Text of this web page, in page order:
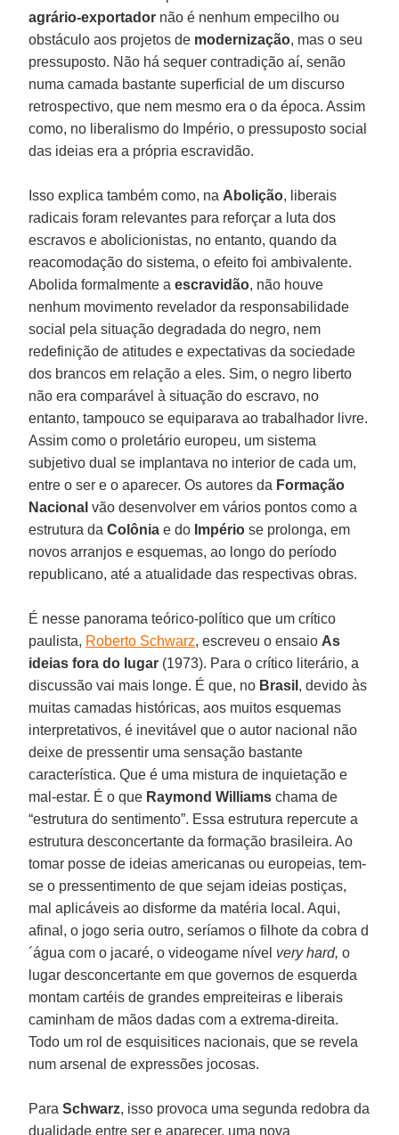
agrário-exportador não é nenhum empecilho ou
obstáculo aos projetos de modernização, mas o seu
pressuposto. Não há sequer contradição aí, senão
numa camada bastante superficial de um discurso
retrospectivo, que nem mesmo era o da época. Assim
como, no liberalismo do Império, o pressuposto social
das ideias era a própria escravidão.
Isso explica também como, na Abolição, liberais
radicais foram relevantes para reforçar a luta dos
escravos e abolicionistas, no entanto, quando da
reacomodação do sistema, o efeito foi ambivalente.
Abolida formalmente aescravidão, não houve
nenhum movimento revelador da responsabilidade
social pela situação degradada do negro, nem
redefinição de atitudes e expectativas da sociedade
dos brancos em relação a eles. Sim, o negro liberto
não era comparável à situação do escravo, no
entanto, tampouco se equiparava ao trabalhador livre.
Assim como o proletário europeu, um sistema
subjetivo dual se implantava no interior de cada um,
entre o ser e o aparecer. Os autores da Formação
Nacional vão desenvolver em vários pontos como a
estrutura daColônia e do Império se prolonga, em
novos arranjos e esquemas, ao longo do período
republicano, até a atualidade das respectivas obras.
É nesse panorama teórico-político que um crítico
paulista, Roberto Schwarz, escreveu o ensaio As
ideias fora do lugar (1973). Para o crítico literário, a
discussão vai mais longe. É que, no Brasil , devido às
muitas camadas históricas, aos muitos esquemas
interpretativos, é inevitável que o autor nacional não
deixe de pressentir uma sensação bastante
característica. Que é uma mistura de inquietação e
mal-estar. É o que Raymond Williams chama de
“estrutura do sentimento”. Essa estrutura repercute a
estrutura desconcertante da formação brasileira. Ao
tomar posse de ideias americanas ou europeias, tem-
se o pressentimento de que sejam ideias postiças,
mal aplicáveis ao disforme da matéria local. Aqui,
afinal, o jogo seria outro, seríamos o filhote da cobra d
´água com o jacaré, o videogame nível very hard, o
lugar desconcertante em que governos de esquerda
montam cartéis de grandes empreiteiras e liberais
caminham de mãos dadas com a extrema-direita.
Todo um rol de esquisitices nacionais, que se revela
num arsenal de expressões jocosas.
ParaSchwarz, isso provoca uma segunda redobra da
dualidade entre ser e aparecer, uma nova